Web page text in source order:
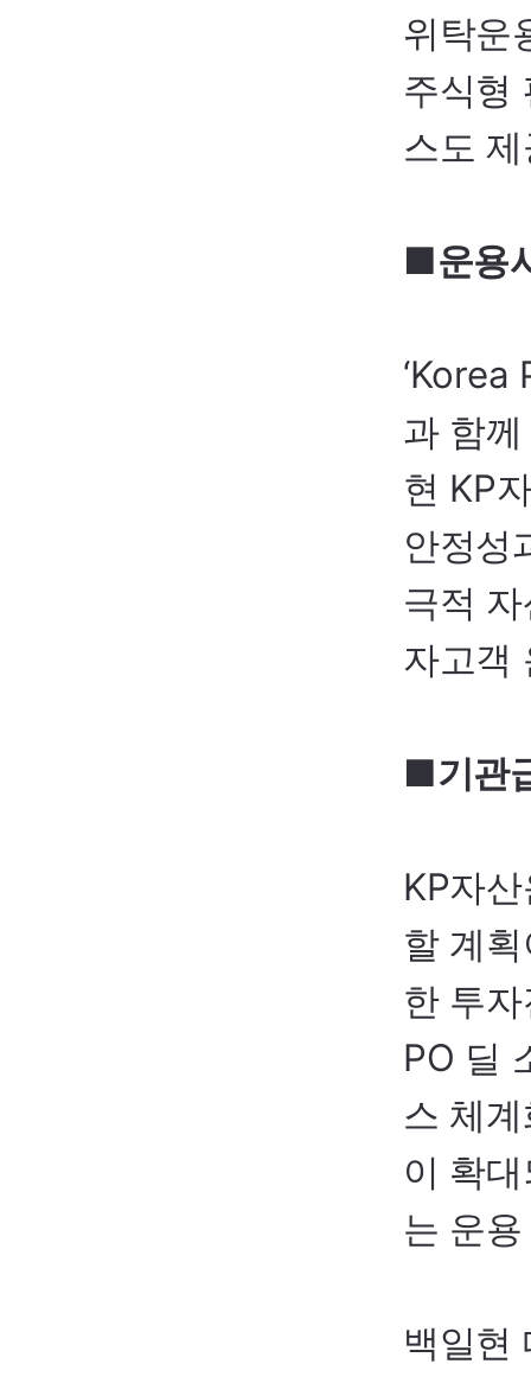
위탁운
주식형
스도
■운용
‘Korea
과 함
현 KP
안정성
극적
자고객
■기관
KP자
할 계
한 투
PO 딜
스 체
이 확
는 운
백일현